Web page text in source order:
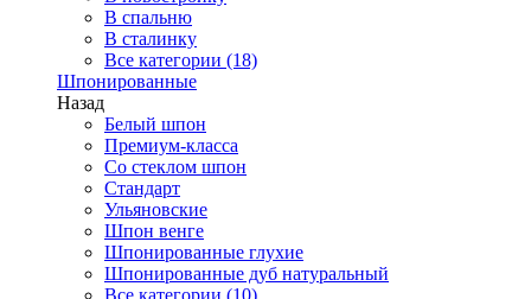
В спальню
В сталинку
Все категории (18)
Шпонированные
Назад
Белый шпон
Премиум-класса
Со стеклом шпон
Стандарт
Ульяновские
Шпон венге
Шпонированные глухие
Шпонированные дуб натуральный
Все категории (10)